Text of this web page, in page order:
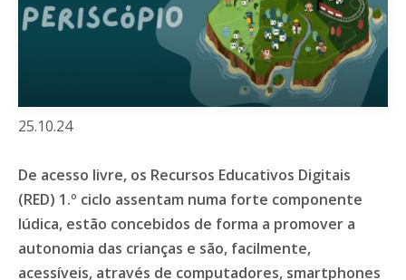
25.10.24
De acesso livre, os Recursos Educativos Digitais
(RED) 1.º ciclo assentam numa forte componente
lúdica, estão concebidos de forma a promover a
autonomia das crianças e são, facilmente,
acessíveis, através de computadores, smartphones